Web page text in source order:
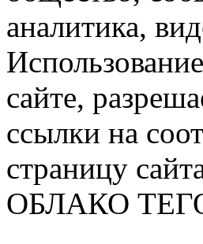
аналитика,
сайте,
ссылки на
страницу
ОБЛАКО